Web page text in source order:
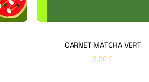
CARNET MATCHA VERT
9,90 €
Nom* Prénom*